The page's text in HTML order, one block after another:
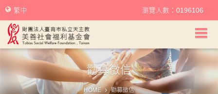
美善社會福利基金會首頁
關於美善
繁中 瀏覽人數：0196106
勸募徵信
HOME 勸募徵信